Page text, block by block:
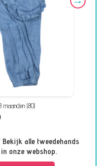
maanden (80)
alle tweedehands
onze webshop.